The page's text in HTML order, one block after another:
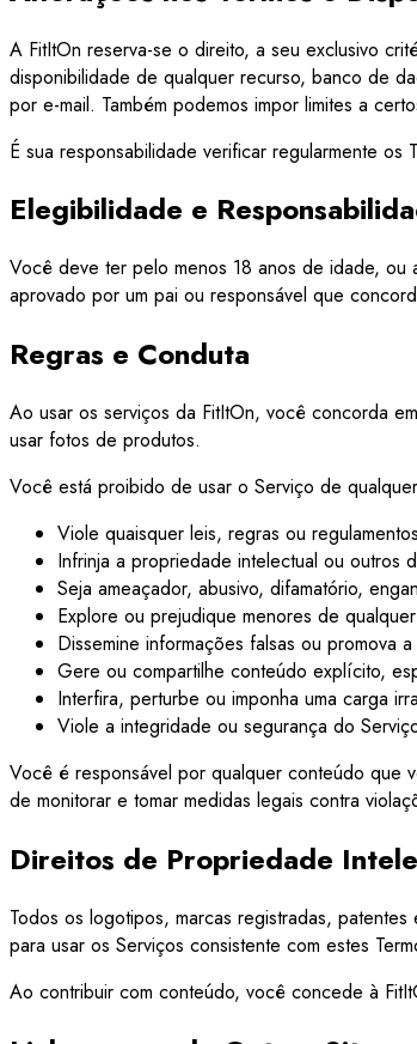
A FitItOn reserva-se o direito, a seu exclusivo
disponibilidade de qualquer recurso, banco de
por e-mail. Também podemos impor limites a
É sua responsabilidade verificar regularmente
Elegibilidade e
Você deve ter pelo menos 18 anos de idade, ou
aprovado por um pai ou responsável que
Regras e Conduta
Ao usar os serviços da FitItOn, você concorda
usar fotos de produtos.
Você está proibido de usar o Serviço de
Viole quaisquer leis, regras ou
Infrinja a propriedade intelectual ou outros
Seja ameaçador, abusivo, difamatório,
Explore ou prejudique menores de
Dissemine informações falsas ou promova
Gere ou compartilhe conteúdo explícito,
Interfira, perturbe ou imponha uma carga
Viole a integridade ou segurança do
Você é responsável por qualquer conteúdo que
de monitorar e tomar medidas legais contra
Direitos de Propriedade
Todos os logotipos, marcas registradas,
para usar os Serviços consistente com estes
Ao contribuir com conteúdo, você concede à